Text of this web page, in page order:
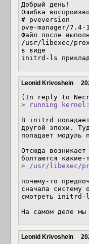
Добрый день!
Ошибка
# pveversion
pve-manager/
Файл после
/usr/libexec/
в виде
initrd-ls
Leonid Krivoshein
(In reply to
> running
В initrd
другой эпохи.
попадает
Отсюда
> /usr/libexec/
почему-то
сначала систему
смотреть initrd-
На самом деле
Leonid Krivoshein